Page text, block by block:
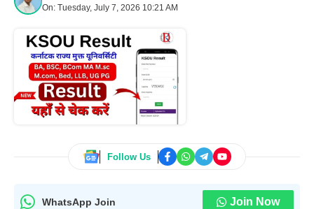
On: Tuesday, July 7, 2026 10:21 AM
Follow Us
WhatsApp Join Join Now